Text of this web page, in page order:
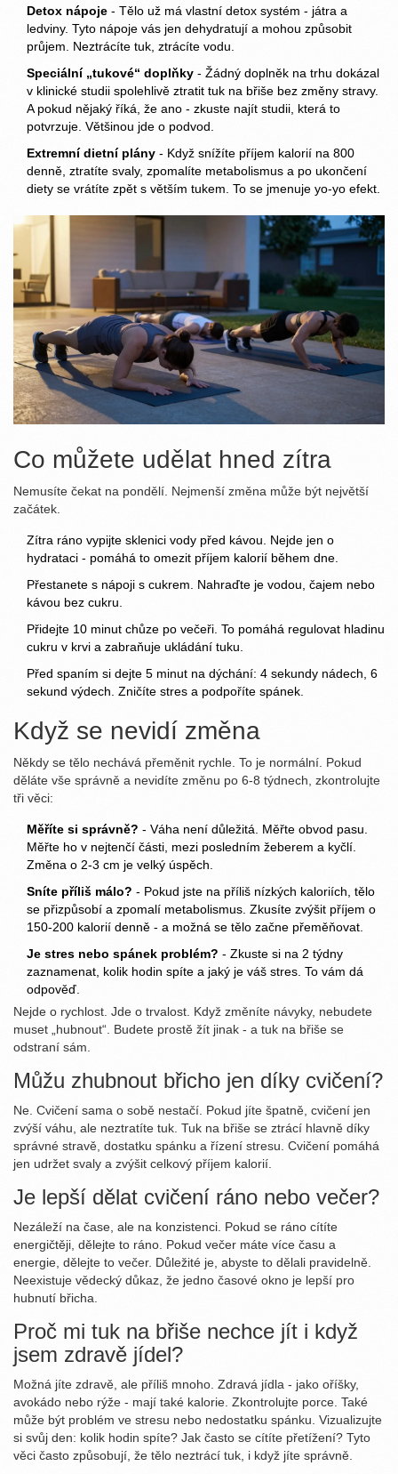
Detox nápoje - Tělo už má vlastní detox systém - játra a
ledviny. Tyto nápoje vás jen dehydratují a mohou způsobit
průjem. Neztrácíte tuk, ztrácíte vodu.
Speciální „tukové“ doplňky - Žádný doplněk na trhu dokázal
v klinické studii spolehlivě ztratit tuk na břiše bez změny stravy.
A pokud nějaký říká, že ano - zkuste najít studii, která to
potvrzuje. Většinou jde o podvod.
Extremní dietní plány - Když snížíte příjem kalorií na 800
denně, ztratíte svaly, zpomalíte metabolismus a po ukončení
diety se vrátíte zpět s větším tukem. To se jmenuje yo-yo efekt.
Co můžete udělat hned zítra
Nemusíte čekat na pondělí. Nejmenší změna může být největší
začátek.
Zítra ráno vypijte sklenici vody před kávou. Nejde jen o
hydrataci - pomáhá to omezit příjem kalorií během dne.
Přestanete s nápoji s cukrem. Nahraďte je vodou, čajem nebo
kávou bez cukru.
Přidejte 10 minut chůze po večeři. To pomáhá regulovat hladinu
cukru v krvi a zabraňuje ukládání tuku.
Před spaním si dejte 5 minut na dýchání: 4 sekundy nádech, 6
sekund výdech. Zničíte stres a podpoříte spánek.
Když se nevidí změna
Někdy se tělo nechává přeměnit rychle. To je normální. Pokud
děláte vše správně a nevidíte změnu po 6-8 týdnech, zkontrolujte
tři věci:
Měříte si správně? - Váha není důležitá. Měřte obvod pasu.
Měřte ho v nejtenčí části, mezi posledním žeberem a kyčlí.
Změna o 2-3 cm je velký úspěch.
Sníte příliš málo? - Pokud jste na příliš nízkých kaloriích, tělo
se přizpůsobí a zpomalí metabolismus. Zkusíte zvýšit příjem o
150-200 kalorií denně - a možná se tělo začne přeměňovat.
Je stres nebo spánek problém? - Zkuste si na 2 týdny
zaznamenat, kolik hodin spíte a jaký je váš stres. To vám dá
odpověď.
Nejde o rychlost. Jde o trvalost. Když změníte návyky, nebudete
muset „hubnout“. Budete prostě žít jinak - a tuk na břiše se
odstraní sám.
Můžu zhubnout břicho jen díky cvičení?
Ne. Cvičení sama o sobě nestačí. Pokud jíte špatně, cvičení jen
zvýší váhu, ale neztratíte tuk. Tuk na břiše se ztrácí hlavně díky
správné stravě, dostatku spánku a řízení stresu. Cvičení pomáhá
jen udržet svaly a zvýšit celkový příjem kalorií.
Je lepší dělat cvičení ráno nebo večer?
Nezáleží na čase, ale na konzistenci. Pokud se ráno cítíte
energičtěji, dělejte to ráno. Pokud večer máte více času a
energie, dělejte to večer. Důležité je, abyste to dělali pravidelně.
Neexistuje vědecký důkaz, že jedno časové okno je lepší pro
hubnutí břicha.
Proč mi tuk na břiše nechce jít i když
jsem zdravě jídel?
Možná jíte zdravě, ale příliš mnoho. Zdravá jídla - jako oříšky,
avokádo nebo rýže - mají také kalorie. Zkontrolujte porce. Také
může být problém ve stresu nebo nedostatku spánku. Vizualizujte
si svůj den: kolik hodin spíte? Jak často se cítíte přetížení? Tyto
věci často způsobují, že tělo neztrácí tuk, i když jíte správně.